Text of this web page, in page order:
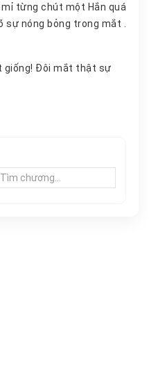
sự nóng bỏng trong mắt .
Đôi mắt thật sự